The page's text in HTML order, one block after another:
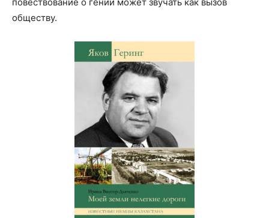
обществу.